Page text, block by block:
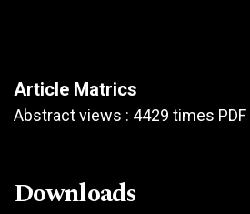
Article Matrics
Abstract views : 4429 times
Downloads